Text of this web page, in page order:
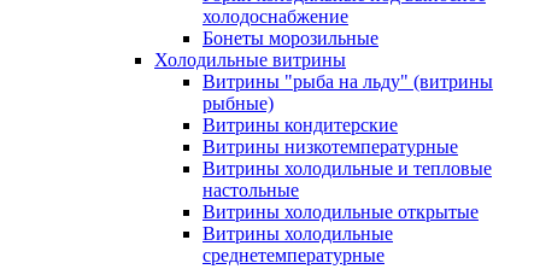
холодоснабжение
Бонеты морозильные
Холодильные витрины
Витрины "рыба на льду" (витрины
рыбные)
Витрины кондитерские
Витрины низкотемпературные
Витрины холодильные и тепловые
настольные
Витрины холодильные открытые
Витрины холодильные
среднетемпературные